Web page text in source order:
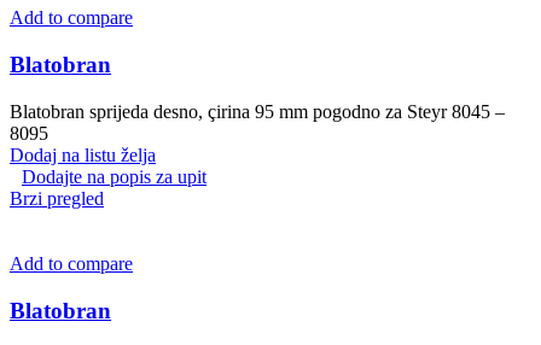
Add to compare
Blatobran
Blatobran sprijeda desno, çirina 95 mm pogodno za Steyr 8045 –
8095
Dodaj na listu želja
Dodajte na popis za upit
Brzi pregled
Add to compare
Blatobran